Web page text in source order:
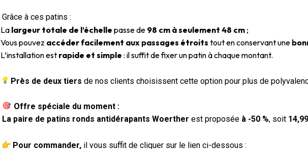
Grâce à ces patins :
La largeur totale de l’échelle passe de 98 cm à seulement 48 cm ;
Vous pouvez accéder facilement aux passages étroits tout en conservant une
L’installation est rapide et simple : il suffit de fixer un patin à chaque montant.
Près de deux tiers de nos clients choisissent cette option pour plus de
Offre spéciale du moment :
La paire de patins ronds antidérapants Woerther est proposée à -50 %, soit
Pour commander, il vous suffit de cliquer sur le lien ci-dessous :